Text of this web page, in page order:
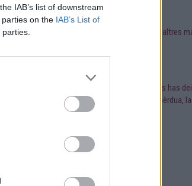
IAB’s list of downstream
on the IAB’s List of
podem accedir a parts molt profundes de nosaltres
als somnis des de fa milers d'anys.
curiosament, expliques que amb els anys has
d'alguna reflexió profunda sobre la vida, la pèrdua,
aquests somnis t'estan intentant mostrar?